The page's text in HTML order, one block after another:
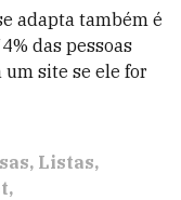
adapta também é
das pessoas
site se ele for
Listas